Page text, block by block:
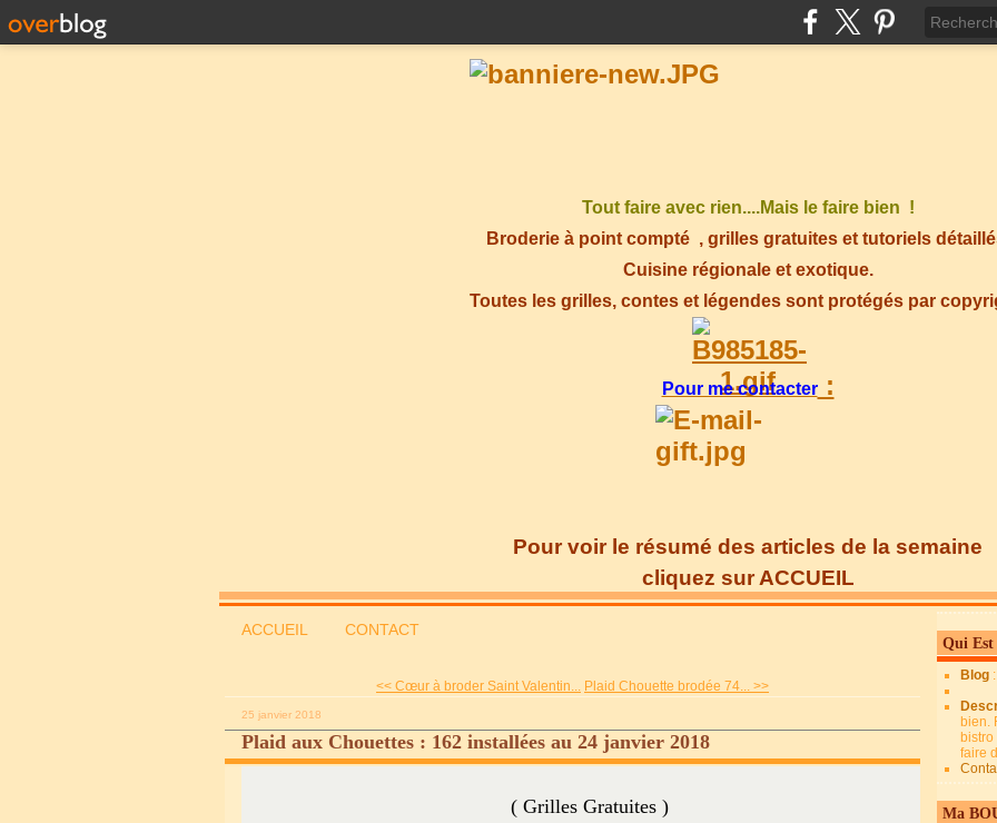
Tout faire avec rien....Mais le faire bien !
Broderie à point compté , grilles gratuites et tutoriels
Cuisine régionale et exotique.
Toutes les grilles, contes et légendes sont protégés par
Pour me contacter:
Pour voir le résumé des articles de la semaine
cliquez sur ACCUEIL
ACCUEIL CONTACT
<< Cœur à broder Saint Valentin... Plaid Chouette brodée 74... >>
25 janvier 2018
Plaid aux Chouettes : 162 installées au 24 janvier 2018
( Grilles Gratuites )
Qui Est
Blog
bien.
faire
Ma